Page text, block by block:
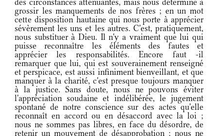
des circonstances atténuantes, mais nous détermine à
grossir les manquements de nos frères ; en un mot
cette disposition hautaine qui nous porte à apprécier
sévèrement les uns et les autres. C'est, pratiquement,
nous substituer à Dieu. Il n'y a vraiment que lui qui
puisse reconnaître les éléments des fautes et
apprécier les responsabilités. Encore faut -il
remarquer que lui, qui est souverainement renseigné
et perspicace, est aussi infiniment bienveillant, et que
manquer à la charité, c'est presque toujours manquer
à la justice. Sans doute, nous ne pouvons éviter
l'appréciation soudaine et indélibérée, le jugement
spontané de notre conscience sur des actes qu'elle
reconnaît en accord ou en désaccord avec la loi ;
nous ne sommes pas libres, en face du désordre, de
retenir un mouvement de désapprobation ; nous ne